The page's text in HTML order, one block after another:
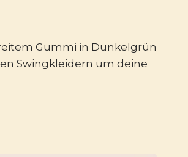
Gummi in Dunkelgrün
Swingkleidern um deine